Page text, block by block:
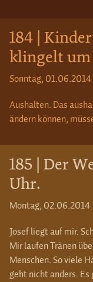
184 |
klingelt
Sonntag, 01.06.2014
Aushalten. Das
ändern können,
185 | Der
Uhr.
Montag, 02.06.2014
Josef liegt auf mir.
Mir laufen Tränen
Menschen. So viele
geht nicht anders.